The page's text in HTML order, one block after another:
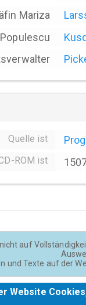
Mariza
Quelle ist
ROM ist
auf
und Texte auf der
Website